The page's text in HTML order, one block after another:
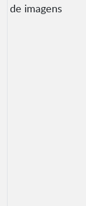
de imagens